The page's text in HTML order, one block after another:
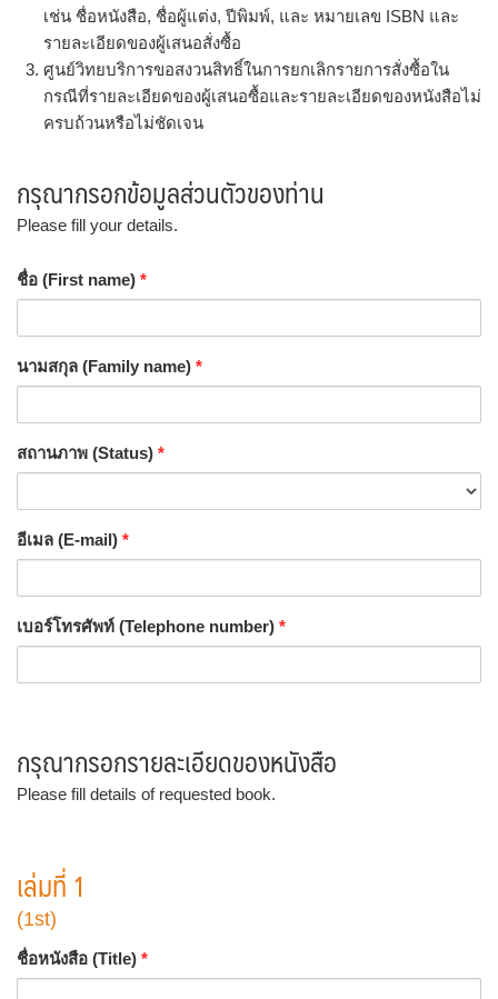
เช่น ชื่อหนังสือ, ชื่อผู้แต่ง, ปีพิมพ์, และ หมายเลข ISBN และ
รายละเอียดของผู้เสนอสั่งซื้อ
ศูนย์วิทยบริการขอสงวนสิทธิ์ในการยกเลิกรายการสั่งซื้อใน
กรณีที่รายละเอียดของผู้เสนอซื้อและรายละเอียดของหนังสือไม่
ครบถ้วนหรือไม่ชัดเจน
กรุณากรอกข้อมูลส่วนตัวของท่าน
Please fill your details.
ชื่อ (First name) *
นามสกุล (Family name) *
สถานภาพ (Status) *
อีเมล (E-mail) *
เบอร์โทรศัพท์ (Telephone number) *
กรุณากรอกรายละเอียดของหนังสือ
Please fill details of requested book.
เล่มที่ 1
(1st)
ชื่อหนังสือ (Title) *